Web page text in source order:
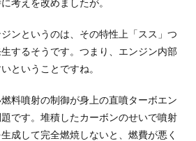
考えを改めましたが。
ンというのは、その特性上「スス」つ
するそうです。つまり、エンジン内部
ということですね。
料噴射の制御が身上の直噴ターボエン
です。堆積したカーボンのせいで噴射
成して完全燃焼しないと、燃費が悪く